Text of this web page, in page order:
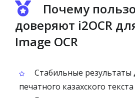
Почему
доверяют i2OCR
Image OCR
Стабильные результаты
печатного казахского